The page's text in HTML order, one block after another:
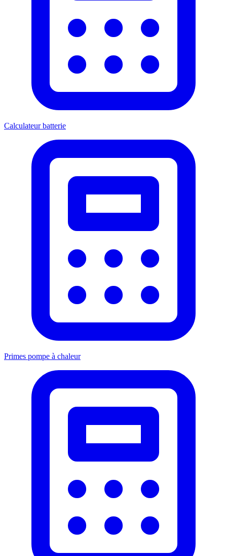
Calculateur batterie
Primes pompe à chaleur